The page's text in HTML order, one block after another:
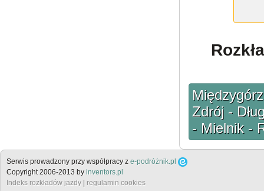
Zdrój -
- Mielnik -
Serwis prowadzony przy współpracy z e-podróżnik.pl
Copyright 2006-2013 by inventors.pl
Indeks rozkładów jazdy | regulamin cookies